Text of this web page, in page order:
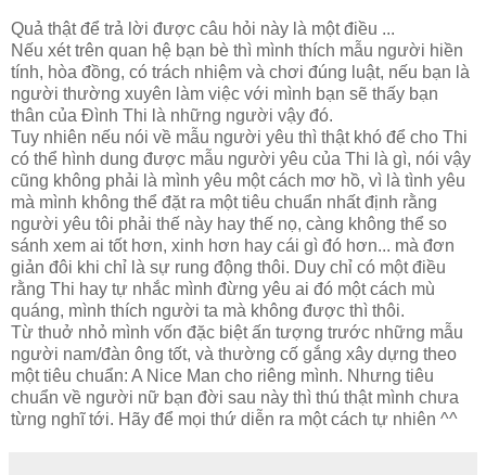
Quả thật để trả lời được câu hỏi này là một điều ...
Nếu xét trên quan hệ bạn bè thì mình thích mẫu người hiền
tính, hòa đồng, có trách nhiệm và chơi đúng luật, nếu bạn là
người thường xuyên làm việc với mình bạn sẽ thấy bạn
thân của Đình Thi là những người vậy đó.
Tuy nhiên nếu nói về mẫu người yêu thì thật khó để cho Thi
có thể hình dung được mẫu người yêu của Thi là gì, nói vậy
cũng không phải là mình yêu một cách mơ hồ, vì là tình yêu
mà mình không thể đặt ra một tiêu chuẩn nhất định rằng
người yêu tôi phải thế này hay thế nọ, càng không thể so
sánh xem ai tốt hơn, xinh hơn hay cái gì đó hơn... mà đơn
giản đôi khi chỉ là sự rung động thôi. Duy chỉ có một điều
rằng Thi hay tự nhắc mình đừng yêu ai đó một cách mù
quáng, mình thích người ta mà không được thì thôi.
Từ thuở nhỏ mình vốn đặc biệt ấn tượng trước những mẫu
người nam/đàn ông tốt, và thường cố gắng xây dựng theo
một tiêu chuẩn: A Nice Man cho riêng mình. Nhưng tiêu
chuẩn về người nữ bạn đời sau này thì thú thật mình chưa
từng nghĩ tới. Hãy để mọi thứ diễn ra một cách tự nhiên ^^